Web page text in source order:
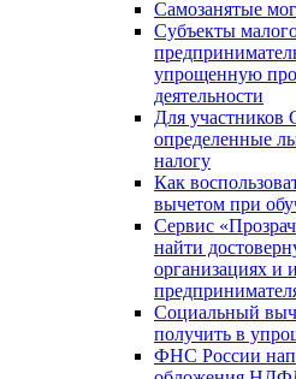
Самозанятые
Субъекты
упрощенную
деятельности
Для
определенные
налогу
Как
вычетом при
Сервис
найти
организациях и
Социальный
получить в
ФНС России